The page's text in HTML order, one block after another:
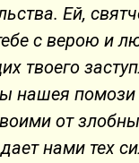
Ей,
с верою и
твоего
нашея помози
от
нами тех